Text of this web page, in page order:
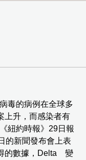
毒的病例在全球多
上升，而感染者有
紐約時報》29日報
的新聞發布會上表
的數據，Delta 變